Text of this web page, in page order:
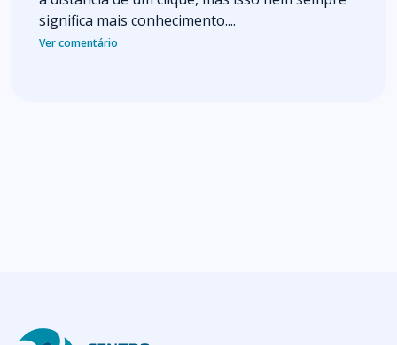
significa mais conhecimento....
Ver comentário